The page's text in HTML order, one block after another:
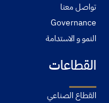
تواصل معنا
Governance
النمو و الاستدامة
القطاعات
القطاع الصناعي